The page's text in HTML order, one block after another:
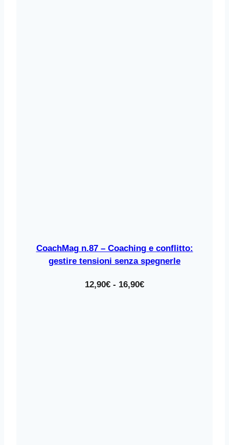
CoachMag n.87 – Coaching e conflitto:
gestire tensioni senza spegnerle
12,90€ - 16,90€Fascia